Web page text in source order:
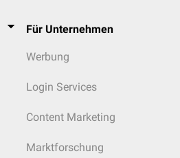
Für Unternehmen
Werbung
Login Services
Content Marketing
Marktforschung